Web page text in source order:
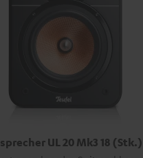
UL 20 Mk3 18 (Stk.)